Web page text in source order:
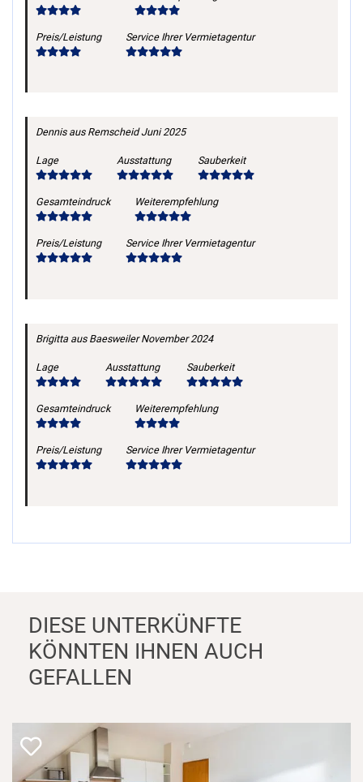
Preis/Leistung Service Ihrer Vermietagentur
Dennisaus Remscheid Juni 2025
Lage Ausstattung Sauberkeit
Gesamteindruck Weiterempfehlung
Preis/Leistung Service Ihrer Vermietagentur
Brigitta aus Baesweiler November 2024
Lage Ausstattung Sauberkeit
Gesamteindruck Weiterempfehlung
Preis/Leistung Service Ihrer Vermietagentur
DIESE UNTERKÜNFTE
KÖNNTEN IHNEN AUCH
GEFALLEN